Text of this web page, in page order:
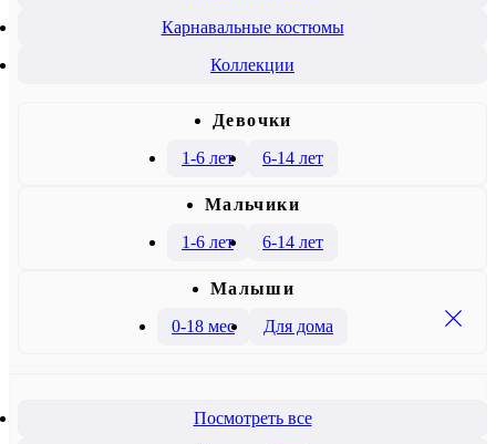
Карнавальные костюмы
Коллекции
Девочки
1-6 лет
6-14 лет
Mальчики
1-6 лет
6-14 лет
Малыши
0-18 мес
Для дома
Посмотреть все